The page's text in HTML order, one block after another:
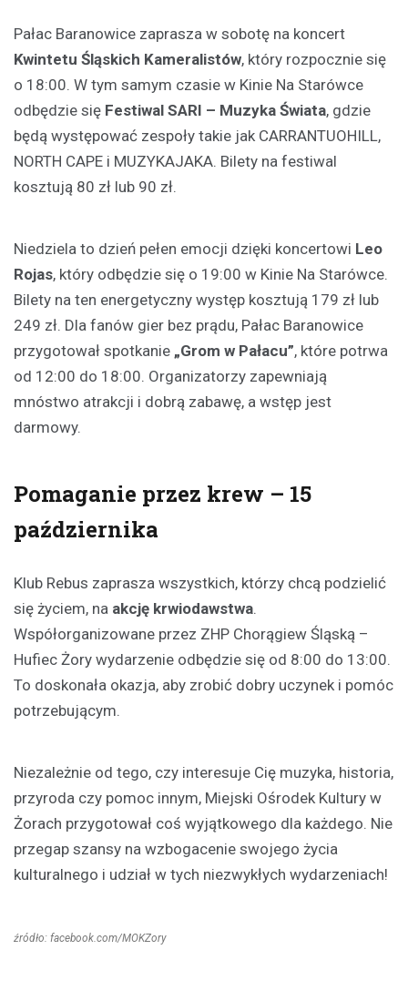
Pałac Baranowice zaprasza w sobotę na koncert
Kwintetu Śląskich Kameralistów, który rozpocznie się
o 18:00. W tym samym czasie w Kinie Na Starówce
odbędzie się Festiwal SARI – Muzyka Świata, gdzie
będą występować zespoły takie jak CARRANTUOHILL,
NORTH CAPE i MUZYKAJAKA. Bilety na festiwal
kosztują 80 zł lub 90 zł.
Niedziela to dzień pełen emocji dzięki koncertowi Leo
Rojas, który odbędzie się o 19:00 w Kinie Na Starówce.
Bilety na ten energetyczny występ kosztują 179 zł lub
249 zł. Dla fanów gier bez prądu, Pałac Baranowice
przygotował spotkanie „Grom w Pałacu”, które potrwa
od 12:00 do 18:00. Organizatorzy zapewniają
mnóstwo atrakcji i dobrą zabawę, a wstęp jest
darmowy.
Pomaganie przez krew – 15
października
Klub Rebus zaprasza wszystkich, którzy chcą podzielić
się życiem, na akcję krwiodawstwa.
Współorganizowane przez ZHP Chorągiew Śląską –
Hufiec Żory wydarzenie odbędzie się od 8:00 do 13:00.
To doskonała okazja, aby zrobić dobry uczynek i pomóc
potrzebującym.
Niezależnie od tego, czy interesuje Cię muzyka, historia,
przyroda czy pomoc innym, Miejski Ośrodek Kultury w
Żorach przygotował coś wyjątkowego dla każdego. Nie
przegap szansy na wzbogacenie swojego życia
kulturalnego i udział w tych niezwykłych wydarzeniach!
źródło: facebook.com/MOKZory